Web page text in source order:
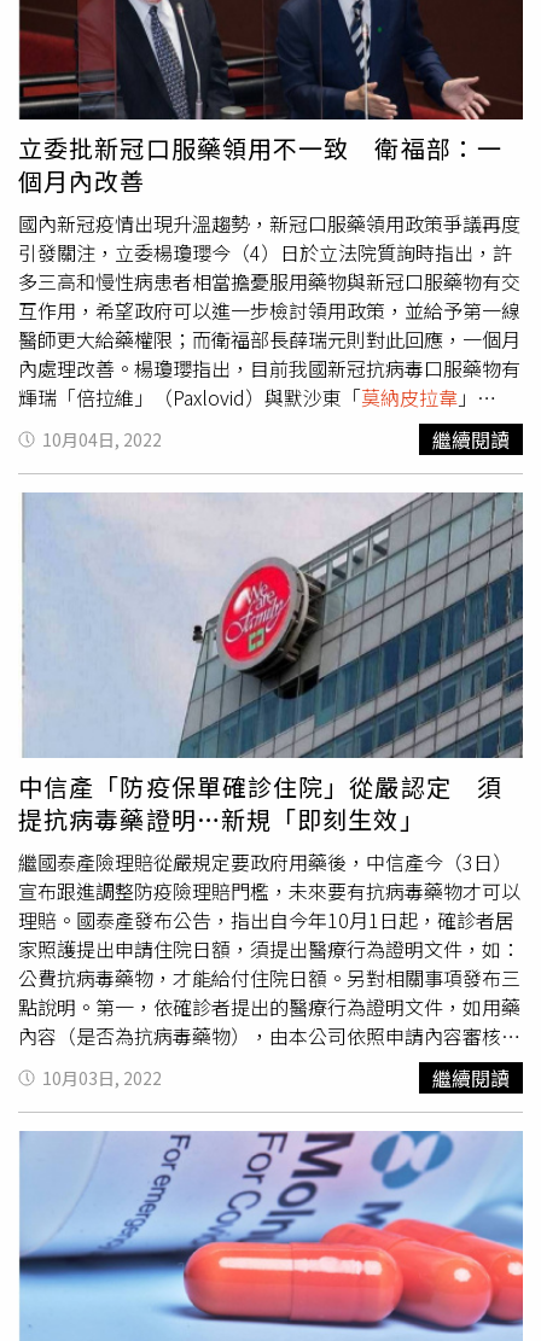
羅一鈞指出，目前全國專責病房共開設5200多床，隨著疫
情上升，空床率有稍微減少，但仍有6成以上，預期本周會
看到北部地區住院情形增加 ，將隨時針對病床情形做調
整。口服抗病毒藥物方面，羅一鈞指出，過去幾周開立情形
有逐漸下降，但隨著第三波疫情可能升溫，目前倍拉維
（Paxlovid）存量為29萬人份，預計可使用152天， 莫納皮
拉韋庫存是8.1萬人份，預計可使用232天；兩種藥物數量相
當充足，請醫師和民眾不用擔心，如有需要時可能再添購。
台大公衛學院教授詹長權日前在臉書發文表示「2022是台
灣瘟疫年」，是一個由Omicron大流行所驅動的台灣瘟疫
年。王必勝表示，詹教授可能都是注意台灣，其實Omiron
是從去年11月開始影響全世界，「2022是整個世界的瘟疫
年」，如果廣義去看，2020或2021何嘗不是瘟疫年？指揮
中心統計，今年以來本土累計死亡1萬4244例。詹長權認
為，新冠肺炎很可能晉升為台灣第三大死因，僅次於癌症和
心血管疾病。王必勝認為，只要死亡診斷書的甲乙丙丁死因
有出現新冠肺炎，就認定是新冠肺炎死亡；但在歸類十大死
因時，死亡主因是什麼，還需要統計處相關統計，目前還沒
立委批新冠口服藥領用不一致 衛福部：一
個月內改善
國內新冠疫情出現升溫趨勢，新冠口服藥領用政策爭議再度
引發關注，立委楊瓊瓔今（4）日於立法院質詢時指出，許
多三高和慢性病患者相當擔憂服用藥物與新冠口服藥物有交
互作用，希望政府可以進一步檢討領用政策，並給予第一線
醫師更大給藥權限；而衛福部長薛瑞元則對此回應，一個月
內處理改善。楊瓊瓔指出，目前我國新冠抗病毒口服藥物有
輝瑞「倍拉維」（Paxlovid）與默沙東「莫納皮拉韋 」
（Molnupiravir）2款藥品，但領藥流程與配賦據點不同，
且兩種藥品對三高、慢性病患者的影響也不同。她指出，如
果是三高、慢性病患者或長者，使用默沙東的藥品風險會較
低，但現在藥局可直接領用輝瑞藥品，若要領用默沙東的藥
品，則還要透過醫師申請領藥，相當不方便，而且衛福部之
前也承認這是救命藥，會檢討相關流程，只是已經過4、5個
月了，還是得不到答案。楊瓊瓔說，現在就只有兩種救命
藥，領用不一致的問題，已經檢討4個多月都還沒有給答
案，基層醫師快受不了，若病患因為使用三高或慢性病等相
關藥品，必須要用默沙東的抗病毒藥降低風險，醫師卻被要
求寫切結、申請用藥，醫師哪有這麼多時間？這個制度要不
要改？她表示，自己只有一個要求，藥品領用流程要一致，
基層醫師已經很辛苦了，民眾確診也沒有辦法再等了，呼籲
衛福部趕快檢討。對於立委質疑，薛瑞元則回應，兩種藥品
使用對象不同，配藥點還是會有所差異；輝瑞的「倍拉維」
都能開，但使用默沙東的「莫納皮拉韋 」，比較需要再做篩
檢。但他也強調，領藥流程確實可以再做改善，一個月內能
做處理。
10月04日, 2022 繼續閱讀
中信產「防疫保單確診住院」從嚴認定 須
提抗病毒藥證明…新規「即刻生效」
繼國泰產險理賠從嚴規定要政府用藥後，中信產今（3日）
宣布跟進調整防疫險理賠門檻，未來要有抗病毒藥物才可以
理賠。國泰產發布公告，指出自今年10月1日起，確診者居
家照護提出申請住院日額，須提出醫療行為證明文件，如：
公費抗病毒藥物，才能給付住院日額。另對相關事項發布三
點說明。第一，依確診者提出的醫療行為證明文件，如用藥
內容（是否為抗病毒藥物），由本公司依照申請內容審核判
斷是否比照住院日額來融通給付（僅融通給付一次，第二次
再確診者住院日額給付依條款約定辦理）。第二，在集中檢
疫所、防疫旅館施行隔離治療者，需有醫師開立之診斷書為
依據，並提供４４條之確診者隔離治療通知書、解除隔離通
知書。（事故日：係以居家照顧，或隔離治療期間之起隔日
為準。）第三，若屬於確診後三個月被匡列隔離者，隔離費
用將不予理賠。但取得第48條居家隔離通知書者，不在此
限。此外，三種專制新冠肺炎藥物分別是倍拉維
（Paxlovid）、
莫納皮拉韋（Molnupiravir）、台灣清冠一
號；四種非專制新冠病毒的抗病毒藥物為：瑞德希韋
10月03日, 2022 繼續閱讀